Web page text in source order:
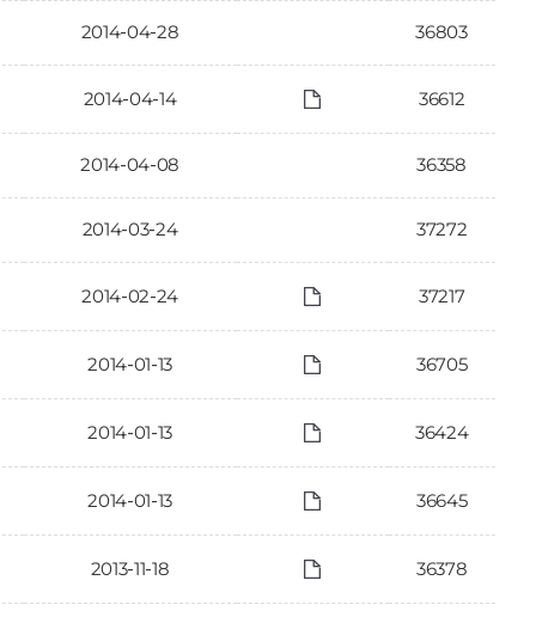
2014-04-28 36803
2014-04-14 36612
2014-04-08 36358
2014-03-24 37272
2014-02-24 37217
2014-01-13 36705
2014-01-13 36424
2014-01-13 36645
2013-11-18 36378